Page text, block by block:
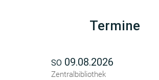
Termine
SO 09.08.2026
Zentralbibliothek